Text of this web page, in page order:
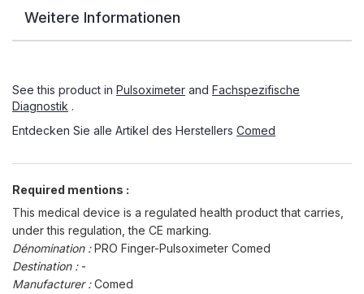
Weitere Informationen
See this product in Pulsoximeter and Fachspezifische
Diagnostik .
Entdecken Sie alle Artikel des Herstellers Comed
Required mentions :
This medical device is a regulated health product that carries,
under this regulation, the CE marking.
Dénomination :PRO Finger-Pulsoximeter Comed
Destination : -
Manufacturer :Comed